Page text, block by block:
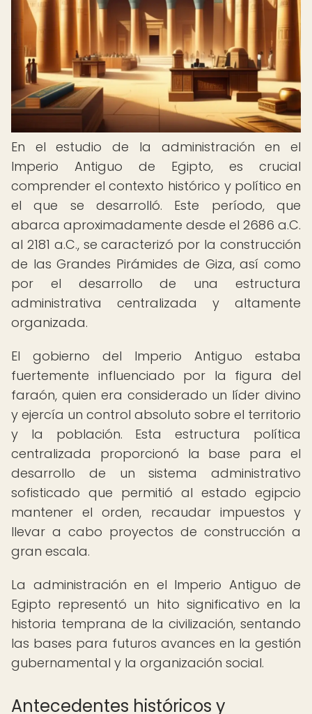
En el estudio de la administración en el
Imperio Antiguo de Egipto, es crucial
comprender el contexto histórico y político en
el que se desarrolló. Este período, que
abarca aproximadamente desde el 2686 a.C.
al 2181 a.C., se caracterizó por la construcción
de las Grandes Pirámides de Giza, así como
por el desarrollo de una estructura
administrativa centralizada y altamente
organizada.
El gobierno del Imperio Antiguo estaba
fuertemente influenciado por la figura del
faraón, quien era considerado un líder divino
y ejercía un control absoluto sobre el territorio
y la población. Esta estructura política
centralizada proporcionó la base para el
desarrollo de un sistema administrativo
sofisticado que permitió al estado egipcio
mantener el orden, recaudar impuestos y
llevar a cabo proyectos de construcción a
gran escala.
La administración en el Imperio Antiguo de
Egipto representó un hito significativo en la
historia temprana de la civilización, sentando
las bases para futuros avances en la gestión
gubernamental y la organización social.
Antecedentes históricos y